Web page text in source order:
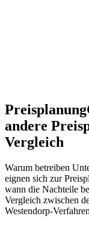
Preisplanung
andere
Vergleich
Warum betreiben
eignen sich zur
wann die Nachteile
Vergleich zwischen
Westendorp-